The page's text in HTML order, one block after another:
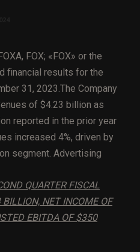
FOX; «FOX» or the
financial results for the
31, 2023.The Company
of $4.23 billion as
reported in the prior year
increased 4%, driven by
segment. Advertising
QUARTER FISCAL
NET INCOME OF
EBITDA OF $350